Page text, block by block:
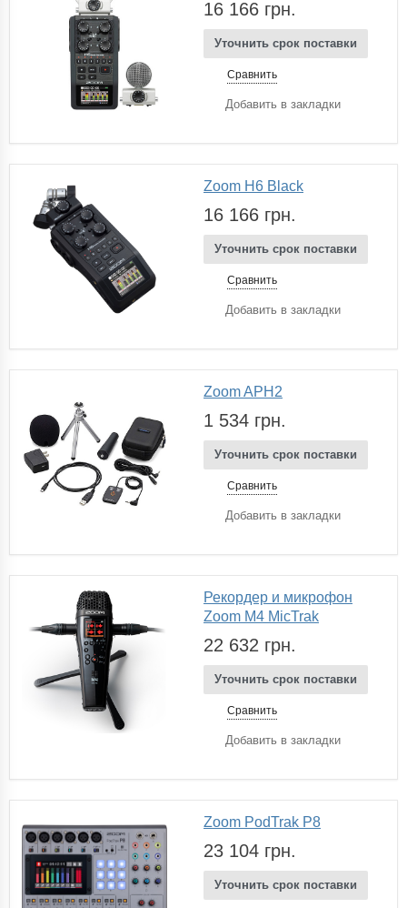
16 166 грн.
Уточнить срок поставки
Сравнить
Добавить в закладки
Zoom H6 Black
16 166 грн.
Уточнить срок поставки
Сравнить
Добавить в закладки
Zoom APH2
1 534 грн.
Уточнить срок поставки
Сравнить
Добавить в закладки
Рекордер и микрофон
Zoom M4 MicTrak
22 632 грн.
Уточнить срок поставки
Сравнить
Добавить в закладки
Zoom PodTrak P8
23 104 грн.
Уточнить срок поставки